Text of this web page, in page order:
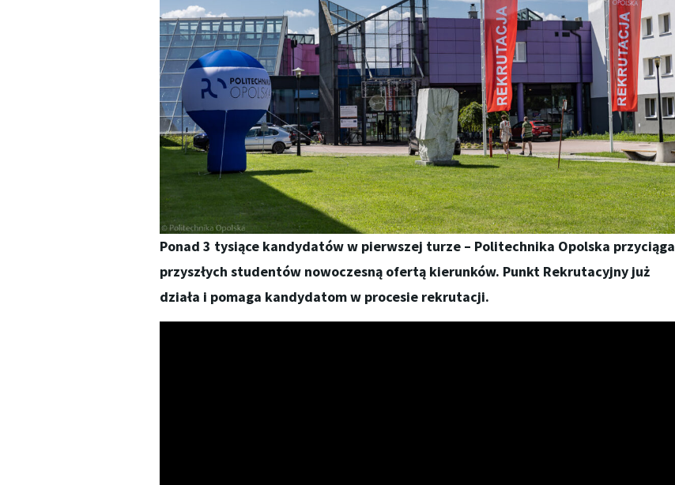
Ponad 3 tysiące kandydatów w pierwszej turze – Politechnika Opolska przyciąga
przyszłych studentów nowoczesną ofertą kierunków. Punkt Rekrutacyjny już
działa i pomaga kandydatom w procesie rekrutacji.